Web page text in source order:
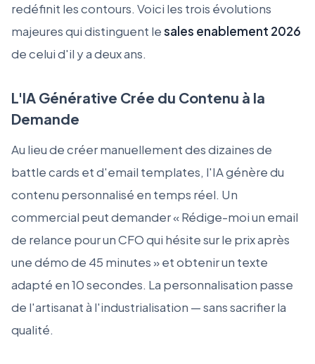
redéfinit les contours. Voici les trois évolutions
majeures qui distinguent lesales enablement 2026
de celui d'il y a deux ans.
L'IA Générative Crée du Contenu à la
Demande
Au lieu de créer manuellement des dizaines de
battle cards et d'email templates, l'IA génère du
contenu personnalisé en temps réel. Un
commercial peut demander « Rédige-moi un email
de relance pour un CFO qui hésite sur le prix après
une démo de 45 minutes » et obtenir un texte
adapté en 10 secondes. La personnalisation passe
de l'artisanat à l'industrialisation — sans sacrifier la
qualité.